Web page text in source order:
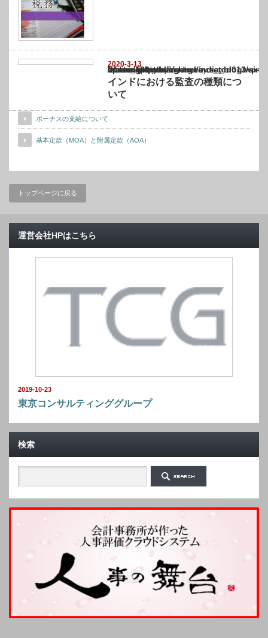
2020-3-13
Warning
: Undefined array key "show_category" in
/home/netst/kuno-cpa.co.jp/public_html/india_blog/wp-content/themes/
on line183
インドにおける監査の種類につ
いて
ボーナスの支給について
基本定款（MOA）と附属定款（AOA）
トップページに戻る
運営会社HPはこちら
2019-10-23
東京コンサルティンググループ
検索